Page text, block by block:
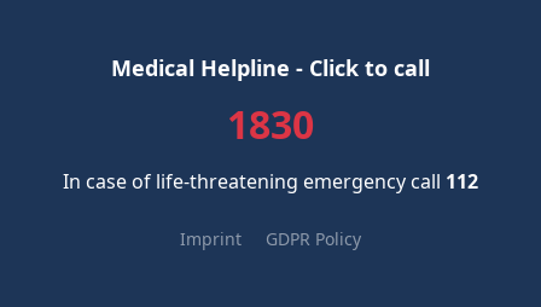
Medical Helpline - Click to call
1830
In case of life-threatening emergency call 112
Imprint GDPR Policy